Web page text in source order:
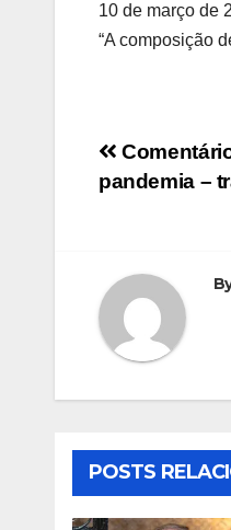
10 de março de
“A composição
de
pandemia –
POSTS